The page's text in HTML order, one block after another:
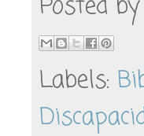
Labels: